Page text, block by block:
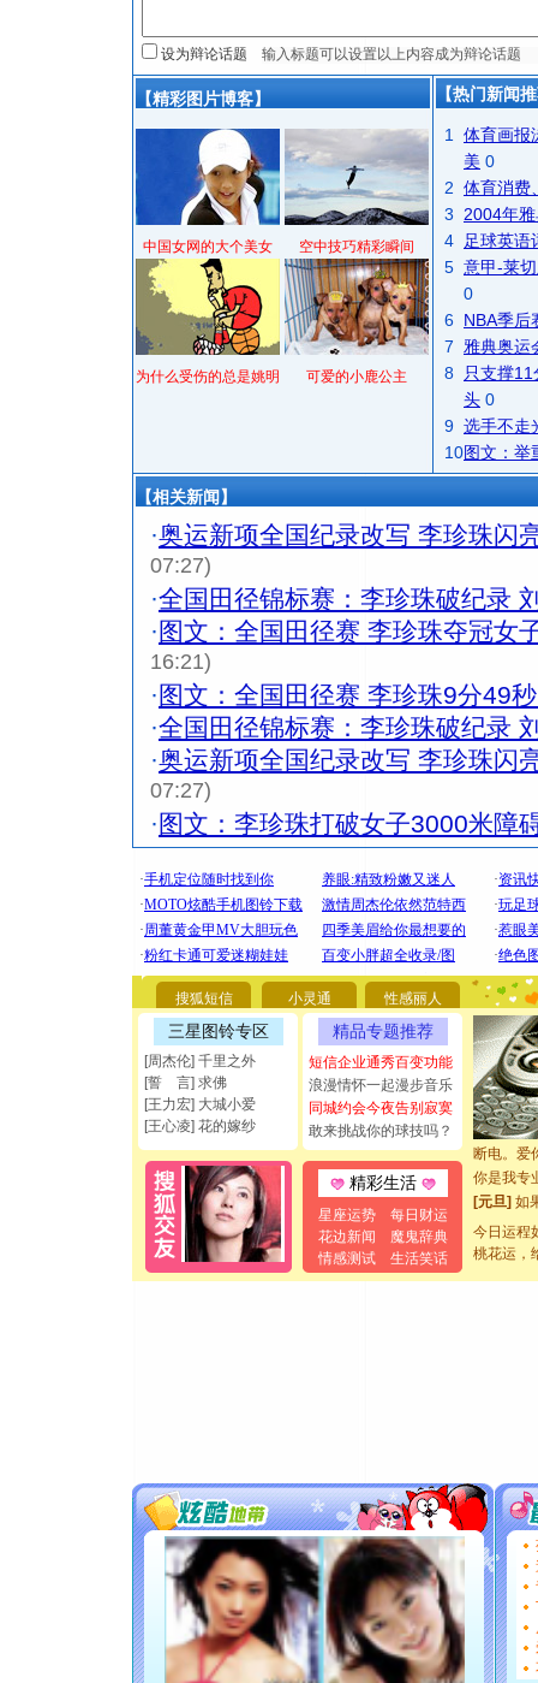
设为辩论话题
【精彩图片博客】
中国女网的大个美女 空中技巧精彩瞬间
为什么受伤的总是姚明 可爱的小鹿公主
【热门新闻
1
体育画报
美 0
2 体育消费
3
2004年
4
足球英语
5 意甲-莱
0
6 NBA季后
7
雅典奥运
8
只支撑
头 0
9 选手不走
10图文：举
【相关新闻】
·奥运新项全国纪录改写 李珍珠闪
07:27)
·全国田径锦标赛：李珍珠破纪录
· 图文：全国田径赛 李珍珠夺冠女
16:21)
· 图文：全国田径赛 李珍珠9分49
·全国田径锦标赛：李珍珠破纪录
·奥运新项全国纪录改写 李珍珠闪
07:27)
· 图文：李珍珠打破女子3000米障
搜狐短信 小灵通 性感丽人
三星图铃专区
[周杰伦] 千里之外
[誓 言] 求佛
[王力宏] 大城小爱
[王心凌] 花的嫁纱
精品专题推荐
短信企业通秀百变功能
浪漫情怀一起漫步音乐
同城约会今夜告别寂寞
敢来挑战你的球技吗？
精彩生活
星座运势
每日财运
花边新闻
魔鬼辞典
情感测试
生活笑话
[圣诞节]
你太多
要平安！
[圣诞节]
能正大
都要快乐
[圣诞节]
如意,快
[元旦]看
断电。爱
你是我专
[元旦] 如
离。水
[元旦]当
[圣诞节]
你太多
要平安！
[圣诞节]
能正大
都要快乐
[圣诞节]
如意,快
[元旦]
看
今日运程
桃花运，